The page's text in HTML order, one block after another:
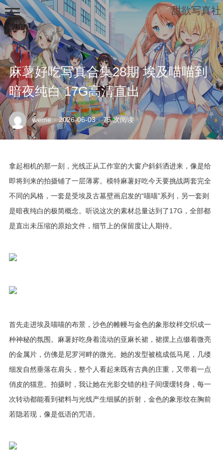
麻薯好吃写真合集28期 埃及喵喵到
暗夜纯白 17G高清直出
weme · 2026-06-03 · 75 次阅读
拿起相机的那一刻，光线正从工作室的大窗户斜斜洒进来，像是给
即将到来的拍摄铺了一层薄雾。模特麻薯好吃今天要挑战两套完全
不同的风格，一套是受埃及古墓壁画启发的“喵喵”系列，另一套则
是暗夜纯白的极简概念。听说这次的素材总量达到了17G，全部都
是直出未压缩的原始文件，细节上的保留度让人期待。
首先走进埃及喵喵的布景，沙色的帷幔与金色的象形纹样交织成一
种神秘的氛围。麻薯好吃身着流动的亚麻长裙，裙摆上点缀着微亮
的金属片，仿佛是尼罗河畔的微光。她的发型被梳成低马尾，几缕
细发自然垂落在肩头，整个人看起来既有古典的庄重，又带着一点
俏皮的猫意。拍摄时，我让她在光影交错的柱子间缓缓转身，每一
次转动都能看到裙料与光线产生细腻的折射，金色的象形纹在胸前
若隐若现，像是低语的咒语。
甜欲写真社
示
例
面